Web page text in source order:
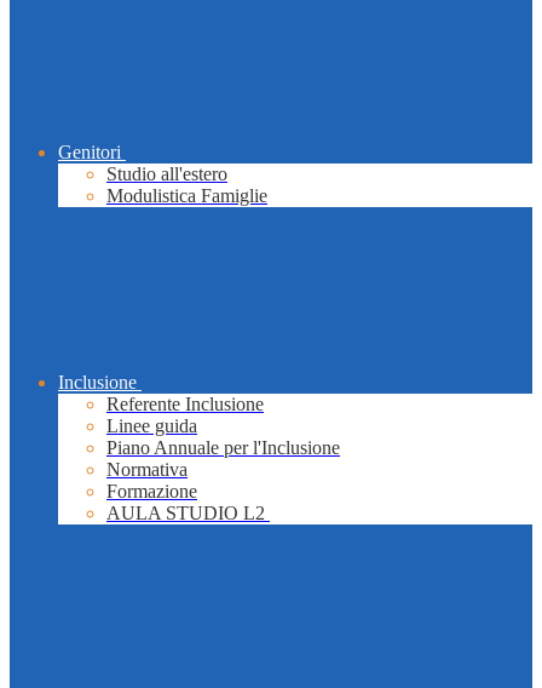
Genitori
Studio all'estero
Modulistica Famiglie
Inclusione
Referente Inclusione
Linee guida
Piano Annuale per l'Inclusione
Normativa
Formazione
AULA STUDIO L2